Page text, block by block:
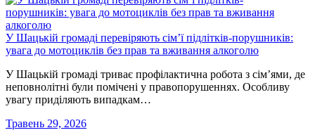
У Шацькій громаді перевіряють сім’ї підлітків-порушників:
увага до мотоциклів без прав та вживання алкоголю
У Шацькій громаді триває профілактична робота з сім’ями, де
неповнолітні були помічені у правопорушеннях. Особливу
увагу приділяють випадкам…
Травень 29, 2026